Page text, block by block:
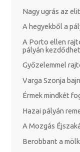
Nagy ugrás az
A hegyekből a
A Porto ellen
pályán
Győzelemmel
Varga Szonja
Érmek mindkét
Hazai pályán
A Mozgás
Berobbant a